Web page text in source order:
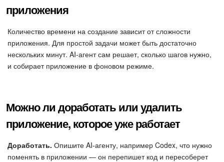
приложения
Количество времени на создание зависит от сложности
приложения. Для простой задачи может быть достаточно
нескольких минут. AI-агент сам решает, сколько шагов нужно,
и собирает приложение в фоновом режиме.
Можно ли доработать или удалить
приложение, которое уже работает
Доработать. Опишите AI-агенту, например Codex, что нужно
поменять в приложении — он перепишет код и пересоберет